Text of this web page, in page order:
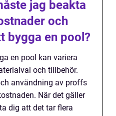
jag beakta
och
bygga en pool?
en pool kan variera
och tillbehör.
användning av proffs
När det gäller
dig att det tar flera